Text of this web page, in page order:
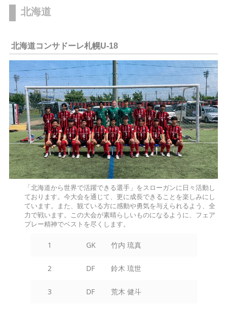
北海道
北海道コンサドーレ札幌U-18
「北海道から世界で活躍できる選手」をスローガンに日々活動し
ております。今大会を通じて、更に成長できることを楽しみにし
ています。また、観ている方に感動や勇気を与えられるよう、全
力で戦います。この大会が素晴らしいものになるように、フェア
プレー精神でベストを尽くします。
1 GK 竹内 琉真
2 DF 鈴木 琉世
3 DF 荒木 健斗